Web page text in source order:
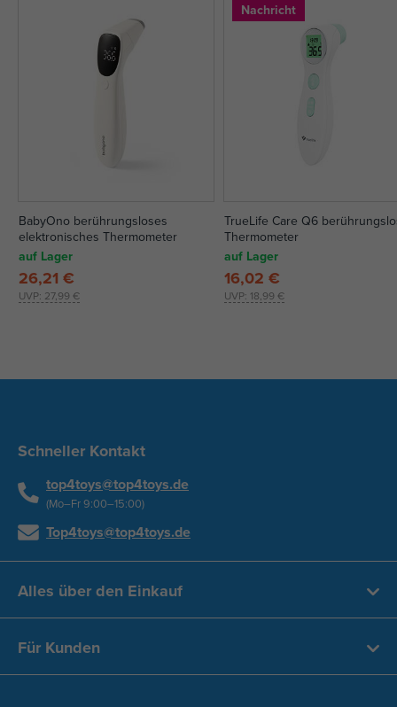
BabyOno berührungsloses
elektronisches Thermometer
auf Lager
UVP: 27,99 €
26,21 €
Nachricht
TrueLife Care Q6
Thermometer
auf Lager
UVP: 18,99 €
16,02 €
Schneller Kontakt
top4toys@top4toys.de
(Mo–Fr 9:00–15:00)
Top4toys@top4toys.de
Alles über den Einkauf
Für Kunden